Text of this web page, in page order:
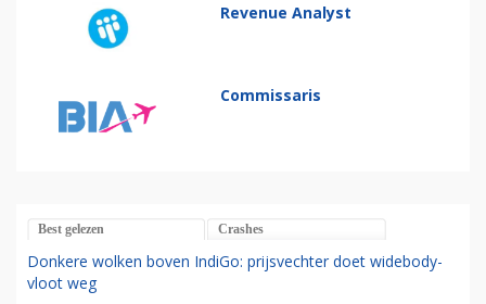
Revenue Analyst
Commissaris
Best gelezen Crashes
Donkere wolken boven IndiGo: prijsvechter doet widebody-
vloot weg